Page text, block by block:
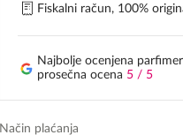
Fiskalni račun, 100%
Najbolje ocenjena
prosečna ocena 5 / 5
Način plaćanja